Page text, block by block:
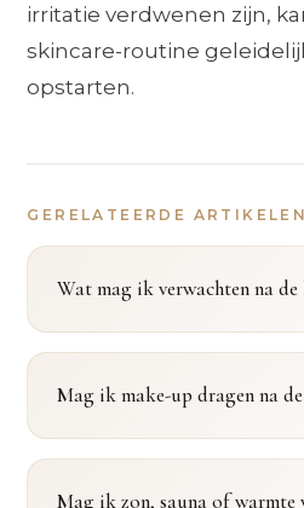
irritatie verdwenen zijn,
skincare-routine
opstarten.
GERELATEERDE ARTIKELEN
Wat mag ik verwachten na de
Mag ik make-up dragen na
Mag ik zon, sauna of warmte